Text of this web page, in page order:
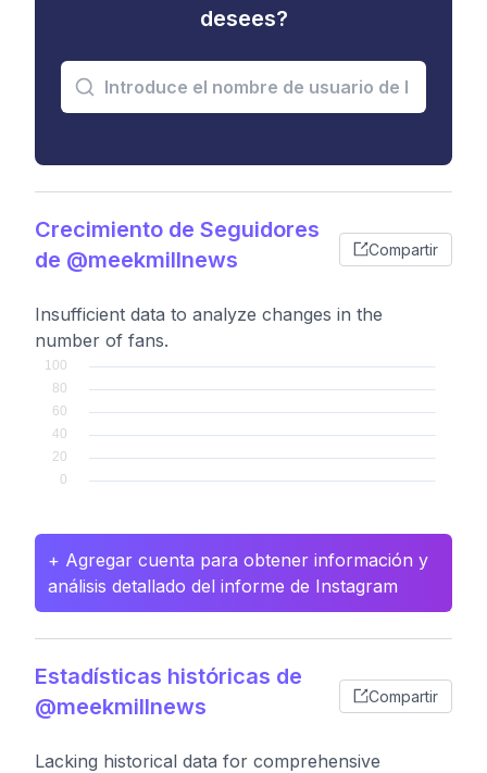
desees?
Crecimiento de Seguidores
de @meekmillnews
Compartir
Insufficient data to analyze changes in the
number of fans.
+ Agregar cuenta para obtener información y
análisis detallado del informe de Instagram
Estadísticas históricas de
@meekmillnews
Compartir
Lacking historical data for comprehensive